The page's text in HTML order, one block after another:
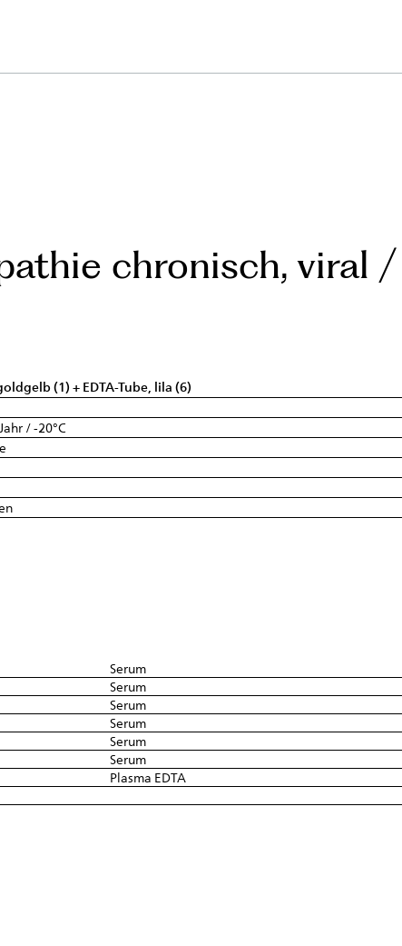
chronisch, viral
(1) + EDTA-Tube, lila (6)
/ -20°C
Serum
Serum
Serum
Serum
Serum
Serum
Plasma EDTA